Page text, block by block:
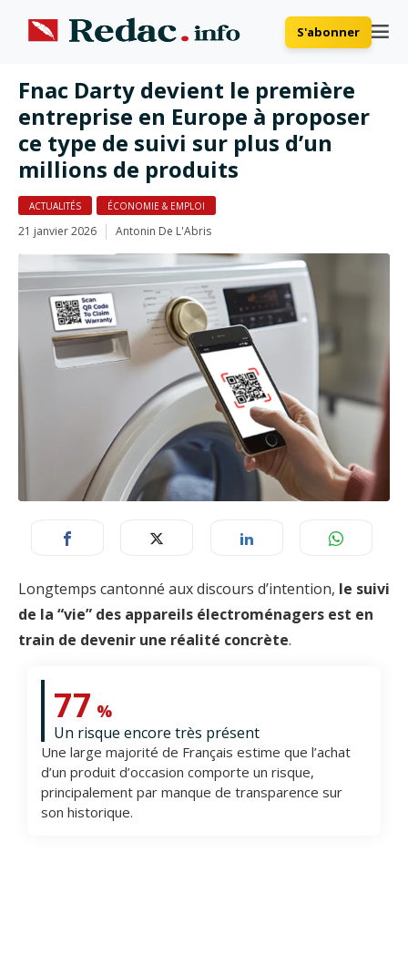
S'abonner
Fnac Darty devient le première
entreprise en Europe à proposer
ce type de suivi sur plus d’un
millions de produits
ACTUALITÉS ÉCONOMIE & EMPLOI
21 janvier 2026 Antonin De L'Abris
Longtemps cantonné aux discours d’intention, le suivi
de la “vie” des appareils électroménagers est en
train de devenir une réalité concrète.
77 %
Un risque encore très présent
Une large majorité de Français estime que l’achat
d’un produit d’occasion comporte un risque,
principalement par manque de transparence sur
son historique.